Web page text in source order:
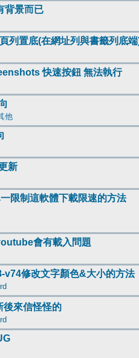
背景而已
列置底(在網址列與書籤列底
快速按鈕 無法執行
他
新
限制這軟體下載限速的方法
會有載入問題
v74修改文字顏色&大小的方法
後來信怪怪的